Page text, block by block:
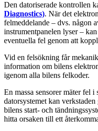
Den datoriserade kontrollen
Diagnostics). När det
felmeddelande – dvs. någon
instrumentpanelen lyser –
eventuella fel genom att
Vid en felsökning får
information om bilens
igenom alla bilens felkoder.
En massa sensorer mäter fel
datorsystemet kan
bilens start- och
hitta orsaken till ett